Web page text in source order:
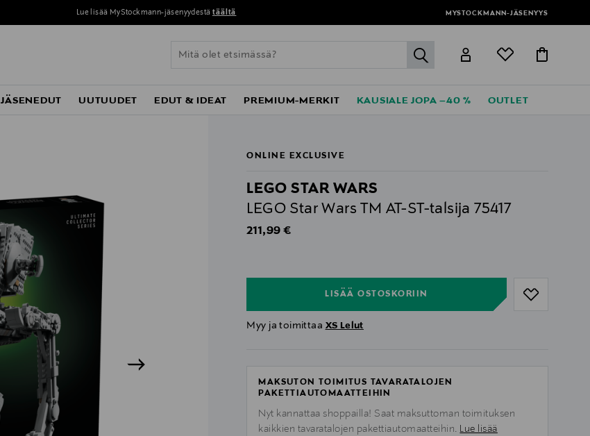
Lue lisää MyStockmann-jäsenyydestä täältä MYSTOCKMANN-JÄSENYYS
label.header.go
JÄSENEDUT UUTUUDET EDUT & IDEAT PREMIUM-MERKIT KAUSIALE JOPA –40 % OUTLET
ONLINE EXCLUSIVE
LEGO STAR WARS
LEGO Star Wars TM AT-ST-talsija 75417
Original Price
211,99 €
LISÄÄ OSTOSKORIIN
Myy ja toimittaa XS Lelut
MAKSUTON TOIMITUS TAVARATALOJEN
PAKETTIAUTOMAATTEIHIN
Nyt kannattaa shoppailla! Saat maksuttoman toimituksen
kaikkien tavaratalojen pakettiautomaatteihin. Lue lisää